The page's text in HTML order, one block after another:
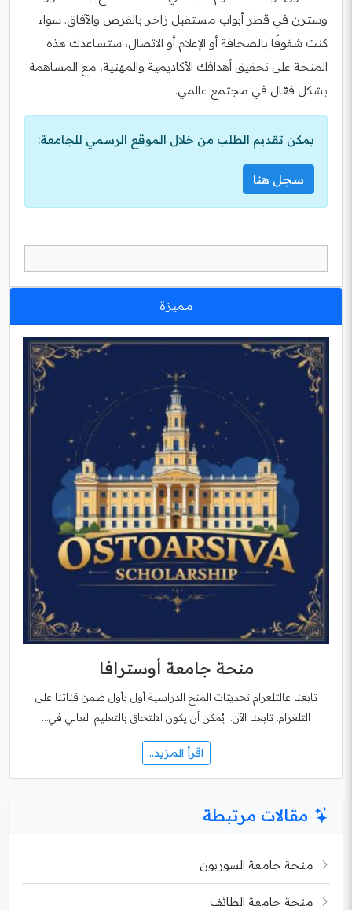
وسترن في قطر أبواب مستقبل زاخر بالفرص والآفاق. سواء
كنت شغوفًا بالصحافة أو الإعلام أو الاتصال، ستساعدك هذه
المنحة على تحقيق أهدافك الأكاديمية والمهنية، مع المساهمة
بشكل فعّال في مجتمع عالمي.
يمكن تقديم الطلب من خلال الموقع الرسمي للجامعة:
سجل هنا
مميزة
منحة جامعة أوسترافا
تابعنا عالتلغرام تحديثات المنح الدراسية أول بأول ضمن قناتنا على
التلغرام. تابعنا الآن.. يُمكن أن يكون الالتحاق بالتعليم العالي في…
اقرأ المزيد..
مقالات مرتبطة
منحة جامعة السوربون
منحة جامعة الطائف